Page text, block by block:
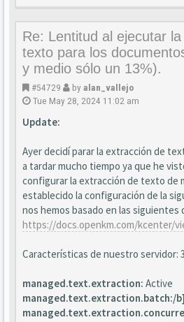
Re: Lentitud al ejecutar
texto para los
y medio sólo un 13%).
#54729 by alan_vallejo
Tue May 28, 2024 11:02 am
Update:
Ayer decidí parar la extracción de
a tardar mucho tiempo ya que he
configurar la extracción de texto de
establecido la configuración de la
nos hemos basado en las siguientes
https://docs.openkm.com/kcenter/
Características de nuestro servidor:
managed.text.extraction: Active
managed.text.extraction.batch:/